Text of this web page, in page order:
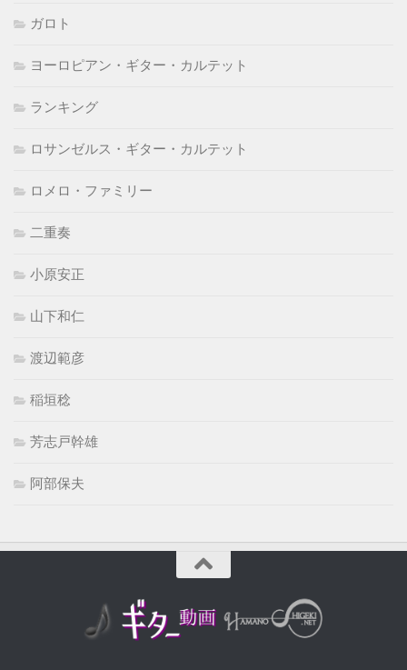
ガロト
ヨーロピアン・ギター・カルテット
ランキング
ロサンゼルス・ギター・カルテット
ロメロ・ファミリー
二重奏
小原安正
山下和仁
渡辺範彦
稲垣稔
芳志戸幹雄
阿部保夫